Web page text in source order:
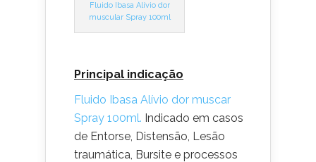
Fluido Ibasa Alívio dor
muscular Spray 100ml
Principal indicação
Fluido Ibasa Alívio dor muscar
Spray 100ml. Indicado em casos
de Entorse, Distensão, Lesão
traumática, Bursite e processos